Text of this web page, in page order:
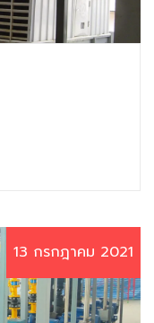
13 กรกฎาคม 2021